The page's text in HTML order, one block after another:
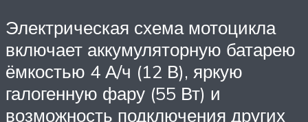
Электрическая схема мотоцикла
включает аккумуляторную батарею
ёмкостью 4 А/ч (12 В), яркую
галогенную фару (55 Вт) и
возможность подключения других